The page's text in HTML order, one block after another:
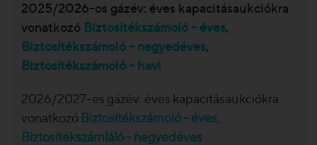
2025/2026-os gázév: éves kapacitásaukciókra
vonatkozó Biztosítékszámoló - éves,
Biztosítékszámoló – negyedéves,
Biztosítékszámoló - havi
2026/2027-es gázév: éves kapacitásaukciókra
vonatkozó Biztosítékszámoló - éves,
Biztosítékszámláló - negyedéves